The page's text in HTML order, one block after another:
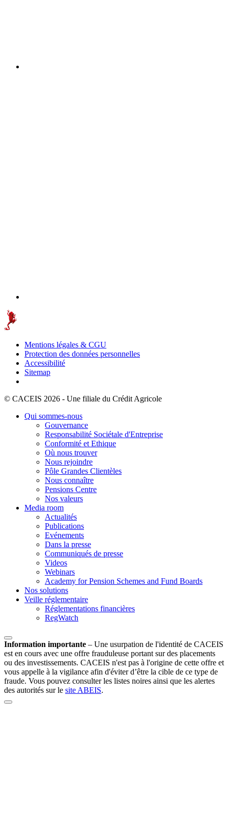
Mentions légales & CGU
Protection des données personnelles
Accessibilité
Sitemap
© CACEIS 2026 - Une filiale du Crédit Agricole
Qui sommes-nous
Gouvernance
Responsabilité Sociétale d'Entreprise
Conformité et Ethique
Où nous trouver
Nous rejoindre
Pôle Grandes Clientèles
Nous connaître
Pensions Centre
Nos valeurs
Media room
Actualités
Publications
Evénements
Dans la presse
Communiqués de presse
Videos
Webinars
Academy for Pension Schemes and Fund Boards
Nos solutions
Veille réglementaire
Réglementations financières
RegWatch
Information importante – Une usurpation de l'identité de CACEIS
est en cours avec une offre frauduleuse portant sur des placements
ou des investissements. CACEIS n'est pas à l'origine de cette offre et
vous appelle à la vigilance afin d'éviter d’être la cible de ce type de
fraude. Vous pouvez consulter les listes noires ainsi que les alertes
des autorités sur le site ABEIS.